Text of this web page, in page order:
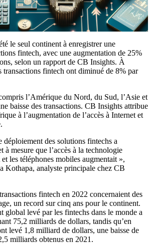
le seul continent à enregistrer une
fintech, avec une augmentation de 25%
selon un rapport de CB Insights. À
transactions fintech ont diminué de 8% par
l’Amérique du Nord, du Sud, l’Asie et
baisse des transactions. CB Insights attribue
à l’augmentation de l’accès à Internet et
des solutions fintechs a
à mesure que l’accès à la technologie
les téléphones mobiles augmentait »,
Kothapa, analyste principale chez CB
fintech en 2022 concernaient des
un record sur cinq ans pour le continent.
global levé par les fintechs dans le monde a
75,2 milliards de dollars, tandis qu’en
levé 1,8 milliard de dollars, une baisse de
milliards obtenus en 2021.